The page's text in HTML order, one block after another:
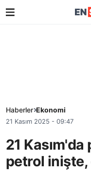
Haberler Ekonomi
21 Kasım 2025 - 09:47
21
petrol inişte,